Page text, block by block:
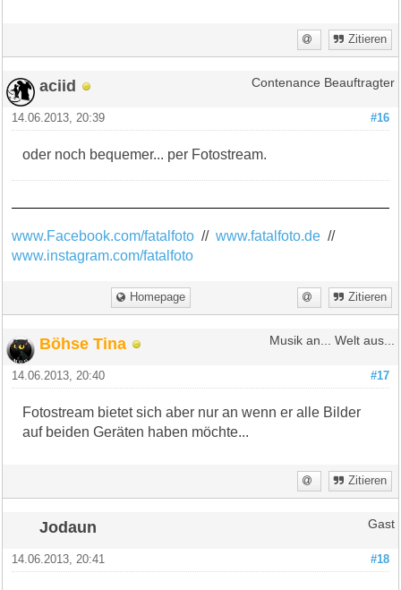
Zitieren
aciid Contenance Beauftragter
#16
14.06.2013, 20:39
oder noch bequemer... per Fotostream.
www.Facebook.com/fatalfoto //www.fatalfoto.de //
www.instagram.com/fatalfoto
Homepage Zitieren
Böhse Tina Musik an... Welt aus...
#17
14.06.2013, 20:40
Fotostream bietet sich aber nur an wenn er alle Bilder
auf beiden Geräten haben möchte...
Zitieren
Jodaun Gast
#18
14.06.2013, 20:41